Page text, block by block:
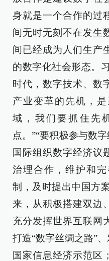
身就是一个合作的过
间无时无刻不在发生
间已经成为人们生产
的数字化社会形态。
时代，数字技术、数
产业变革的先机，
域，我们要抓住先
点。”“要积极参与数
国际组织数字经济议
治理合作，维护和
制，及时提出中国方
来，从积极搭建双边
充分发挥世界互联网
打造“数字丝绸之路”
国家信息经济示范区